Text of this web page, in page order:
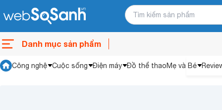
Danh mục sản phẩm
Công nghệ Cuộc sống Điện máy Đồ thể thaoMẹ và Bé